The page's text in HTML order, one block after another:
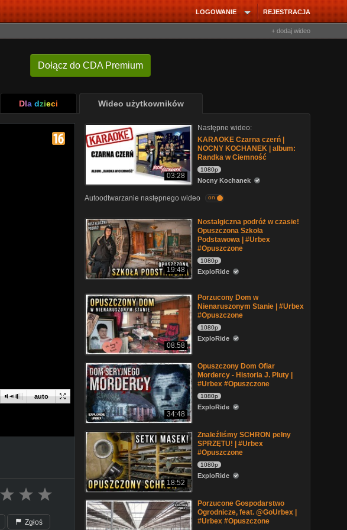
REJESTRACJA
LOGOWANIE
+ dodaj wideo
Dołącz do CDA Premium
Dla dzieci Wideo użytkowników
auto
Zgłoś
03:28
Następne wideo:
KARAOKE Czarna czerń |
NOCNY KOCHANEK | album:
Randka w Ciemność
1080p
Nocny Kochanek
Autoodtwarzanie następnego wideo on
19:48
Nostalgiczna podróż w czasie!
Opuszczona Szkoła
Podstawowa | #Urbex
#Opuszczone
1080p
ExploRide
08:58
Porzucony Dom w
Nienaruszonym Stanie | #Urbex
#Opuszczone
1080p
ExploRide
34:48
Opuszczony Dom Ofiar
Mordercy - Historia J. Pluty |
#Urbex #Opuszczone
1080p
ExploRide
18:52
Znaleźliśmy SCHRON pełny
SPRZĘTU! | #Urbex
#Opuszczone
1080p
ExploRide
Porzucone Gospodarstwo
Ogrodnicze, feat. @GoUrbex |
#Urbex #Opuszczone